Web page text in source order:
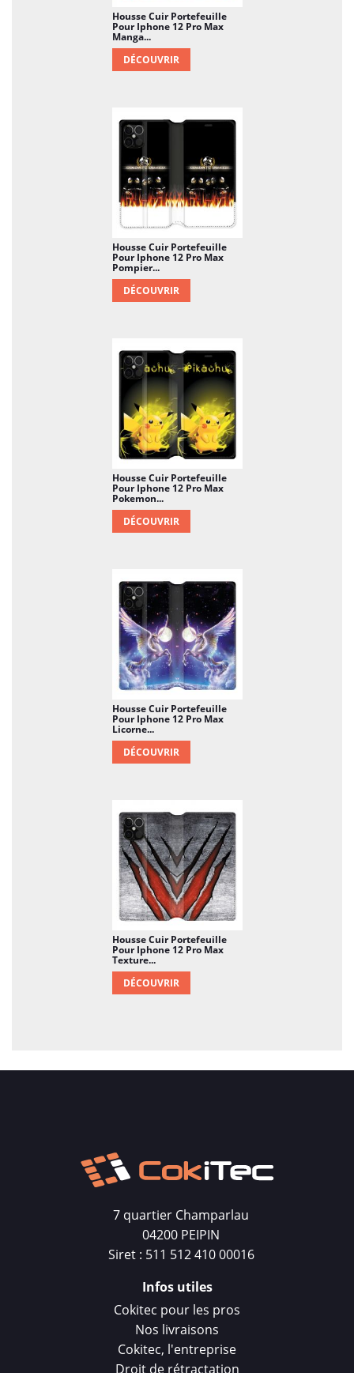
Housse Cuir Portefeuille
Pour Iphone 12 Pro Max
Manga...
DÉCOUVRIR
Housse Cuir Portefeuille
Pour Iphone 12 Pro Max
Pompier...
DÉCOUVRIR
Housse Cuir Portefeuille
Pour Iphone 12 Pro Max
Pokemon...
DÉCOUVRIR
Housse Cuir Portefeuille
Pour Iphone 12 Pro Max
Licorne...
DÉCOUVRIR
Housse Cuir Portefeuille
Pour Iphone 12 Pro Max
Texture...
DÉCOUVRIR
7 quartier Champarlau
04200 PEIPIN
Siret : 511 512 410 00016
Infos utiles
Cokitec pour les pros
Nos livraisons
Cokitec, l'entreprise
Droit de rétractation